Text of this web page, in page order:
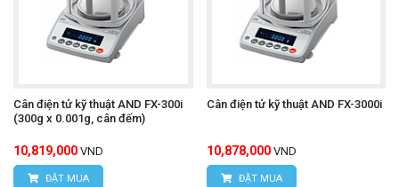
Cân điện tử kỹ thuật AND FX-300i
(300g x 0.001g, cân đếm)
10,819,000 VND
ĐẶT MUA
Cân điện tử kỹ thuật AND FX-3000i
10,878,000 VND
ĐẶT MUA